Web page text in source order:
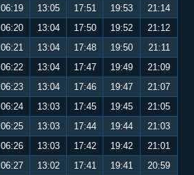
06:19 13:05 17:51 19:53
21:14
06:20 13:04 17:50 19:52
21:12
06:21 13:04 17:48 19:50
21:11
06:22 13:04 17:47 19:49
21:09
06:23 13:04 17:46 19:47
21:07
06:24 13:03 17:45 19:45
21:05
06:25 13:03 17:44 19:44
21:03
06:26 13:03 17:42 19:42
21:01
06:27 13:02 17:41 19:41
20:59